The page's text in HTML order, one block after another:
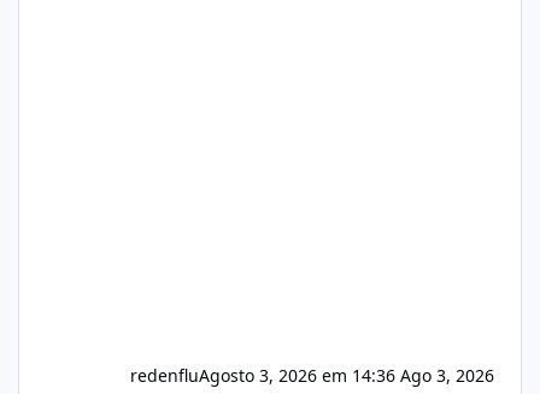
redenfluAgosto 3, 2026 em 14:36 Ago 3, 2026